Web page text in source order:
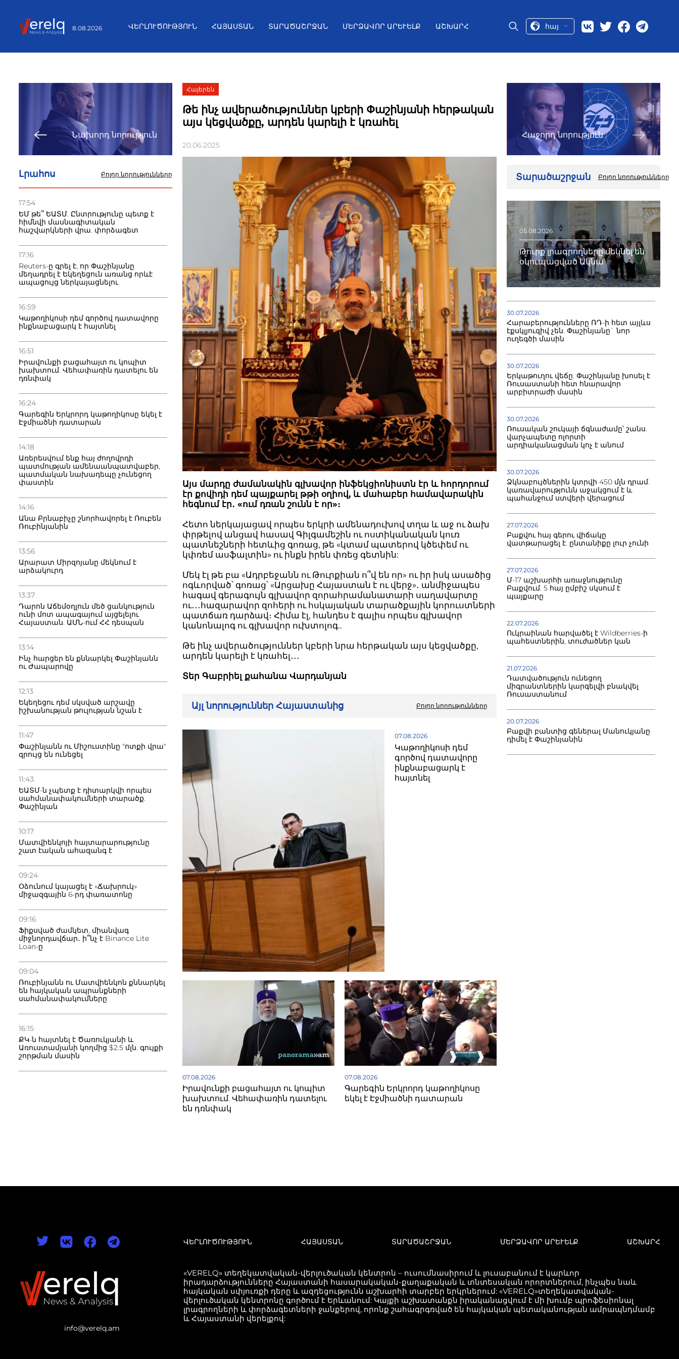
8.08.2026 ՎԵՐԼՈՒԾՈՒԹՅՈՒՆ ՀԱՅԱՍՏԱՆ ՏԱՐԱԾԱՇՐՋԱՆ ՄԵՐՁԱՎՈՐ ԱՐԵՒԵԼՔ ԱՇԽԱՐՀ հայ
Նախորդ նորություն
Լրահոս Բոլոր նորությունները
17:54
ԵՄ թե՞ ԵԱՏՄ. Ընտրությունը պետք է
հիմնվի մասնագիտական
հաշվարկների վրա. փորձագետ
17:16
Reuters-ը գրել է, որ Փաշինյանը
մեղադրել է Եկեղեցուն առանց որևէ
ապացույց ներկայացնելու
16:59
Կաթողիկոսի դեմ գործով դատավորը
ինքնաբացարկ է հայտնել
16:51
Իրավունքի բացահայտ ու կոպիտ
խախտում. Վեհափառին դատելու են
դռնփակ
16:24
Գարեգին Երկրորդ կաթողիկոսը եկել է
Էջմիածնի դատարան
14:18
Առերեսվում ենք հայ ժողովրդի
պատմության ամենաանպատվաբեր,
պատմական նախադեպը չունեցող
փաստին
14:16
Անա Բրնաբիչը շնորհավորել է Ռուբեն
Ռուբինյանին
13:56
Արարատ Միրզոյանը մեկնում է
արձակուրդ
13:37
Դարոն Աճեմօղլուն մեծ ցանկություն
ունի մոտ ապագայում այցելելու
Հայաստան. ԱՄՆ-ում ՀՀ դեսպան
13:14
Ինչ հարցեր են քննարկել Փաշինյանն
ու Ժապարովը
12:13
Եկեղեցու դեմ սկսված արշավը
իշխանության թուլության նշան է
11:47
Փաշինյանն ու Միշուստինը "ոտքի վրա"
զրույց են ունեցել
11:43
ԵԱՏՄ-ն չպետք է դիտարկվի որպես
սահմանափակումների տարածք.
Փաշինյան
10:17
Մատվիենկոյի հայտարարությունը
շատ էական ահազանգ է
09:24
Օձունում կայացել է «Ճախրուկ»
միջազգային 6-րդ փառատոնը
09:16
Ֆիքսված ժամկետ, միանվագ
միջնորդավճար․ ի՞նչ է Binance Lite
Loan-ը
09:04
Ռուբինյանն ու Մատվիենկոն քննարկել
են հայկական ապրանքների
սահմանափակումները
16:15
ՔԿ-ն հայտնել է Ծառուկյանի և
Առուստամյանի կողմից $2.5 մլն. գույքի
շորթման մասին
Հայերեն
Թե ինչ ավերածություններ կբերի Փաշինյանի հերթական
այս կեցվածքը, արդեն կարելի է կռահել
20.06.2025
Այս մարդը ժամանակին գլխավոր ինֆեկցիոնիստն էր և հորդորում
էր քովիդի դեմ պայքարել թթի օղիով, և մահաբեր համավարակին
հեգնում էր․ «ում դռան շունն է որ»։
Հետո ներկայացավ որպես երկրի ամենադուխով տղա և աջ ու ձախ
փրթելով անցավ հասավ Գիլգամեշին ու ոստիկանական կուռ
պատնեշների հետևից գոռաց, թե «կտամ պատերով կծեփեմ ու
կփռեմ ասֆալտին» ու ինքն իրեն փռեց գետնին:
Մեկ էլ թե բա «Ադրբեջանն ու Թուրքիան ո՞վ են որ» ու իր իսկ ասածից
ոգևորված՝ գոռաց՝ «Արցախը Հայաստան է ու վերջ»․ անմիջապես
հագավ գերագույն գլխավոր զորահրամանատարի սաղավարտը
ու․․․հազարավոր զոհերի ու հսկայական տարածքային կորուստների
պատճառ դարձավ։ Հիմա էլ, հանդես է գալիս որպես գլխավոր
կանոնալոգ ու գլխավոր ուխտոլոգ..
Թե ինչ ավերածություններ կբերի նրա հերթական այս կեցվածքը,
արդեն կարելի է կռահել․․․
Տեր Գաբրիել քահանա Վարդանյան
Այլ նորություններ Հայաստանից Բոլոր նորությունները
07.08.2026
Կաթողիկոսի դեմ
գործով դատավորը
ինքնաբացարկ է
հայտնել
07.08.2026
Իրավունքի բացահայտ ու կոպիտ
խախտում. Վեհափառին դատելու
են դռնփակ
07.08.2026
Գարեգին Երկրորդ կաթողիկոսը
եկել է Էջմիածնի դատարան
Հաջորդ նորություն
Տարածաշրջան Բոլոր նորությունները
05.08.2026
Թուրք լրագրողները մեկնել են
օկուպացված Ակնա
30.07.2026
Հարաբերությունները ՌԴ-ի հետ այլևս
էքսկլյուզիվ չեն. Փաշինյանը` նոր
ուղեգծի մասին
30.07.2026
Երկաթուղու վեճը. Փաշինյանը խոսել է
Ռուսաստանի հետ հնարավոր
արբիտրաժի մասին
30.07.2026
Ռուսական շուկայի ճգնաժամը՝ շանս.
վարչապետը ոլորտի
արդիականացման կոչ է անում
30.07.2026
Ձկնաբույծներին կտրվի 450 մլն դրամ.
կառավարությունն աջակցում է և
պահանջում ստվերի վերացում
27.07.2026
Բաքվու հայ գերու վիճակը
վատթարացել է. ընտանիքը լուր չունի
27.07.2026
Մ-17 աշխարհի առաջնությունը
Բաքվում. 5 հայ ըմբիշ սկսում է
պայքարը
22.07.2026
Ուկրաինան հարվածել է Wildberries-ի
պահեստներին, տուժածներ կան
21.07.2026
Դատվածություն ունեցող
միգրանտներին կարգելվի բնակվել
Ռուսաստանում
20.07.2026
Բաքվի բանտից գեներալ Մանուկյանը
դիմել է Փաշինյանին
info@verelq.am
ՎԵՐԼՈՒԾՈՒԹՅՈՒՆ ՀԱՅԱՍՏԱՆ ՏԱՐԱԾԱՇՐՋԱՆ ՄԵՐՁԱՎՈՐ ԱՐԵՒԵԼՔ ԱՇԽԱՐՀ
«VERELQ» տեղեկատվական-վերլուծական կենտրոն – ուսումնասիրում և լուսաբանում է կարևոր
իրադարձությունները Հայաստանի հասարակական-քաղաքական և տնտեսական որորտներում, ինչպես նաև
հայկական սփյուռքի դերը և ազդեցությունն աշխարհի տարբեր երկրներում: «VERELQ»տեղեկատվական-
վերլուծական կենտրոնը գործում է Երևանում: Կայքի աշխատանքն իրականացվում է մի խումբ պրոֆեսիոնալ
լրագրողների և փորձագետների ջանքերով, որոնք շահագրգռված են հայկական պետականության ամրապնդմամբ
և Հայաստանի վերելքով: